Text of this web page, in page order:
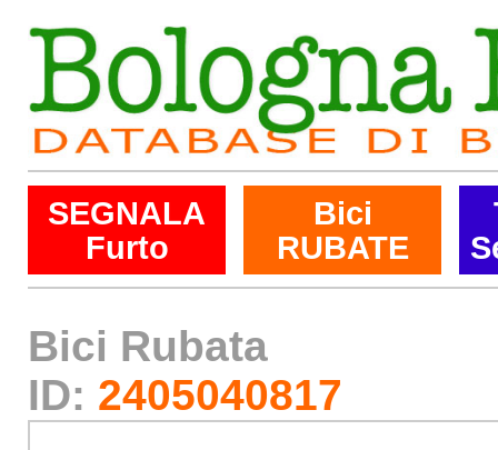
SEGNALA
Furto
Bici
RUBATE
Bici Rubata
ID: 2405040817